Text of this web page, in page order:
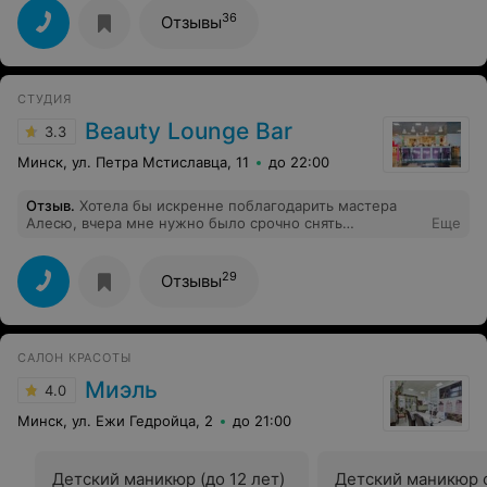
отдельная благодарность администратору Ларисе за
это! Весь коллектив приветлив и самое главное
ухожен, что не может не радовать глаз! За вай фай
тоже хочется выразить благодарность, вещь и вправду
Отзывы36
СТУДИЯ
3.3 Beauty Lounge Bar
Минск, ул. Петра Мстиславца, 11 до 22:00
Отзыв. Хотела бы искренне поблагодарить мастера
Алесю, вчера мне нужно было срочно снять
приняли в этот же день. Очень аккуратно сделала,
кропотливо, что спасибо ей огромное за это!Я очень
довольна результатом!
Еще
Отзывы29
САЛОН КРАСОТЫ
4.0 Миэль
Минск, ул. Ежи Гедройца, 2 до 21:00
Детский маникюр (до 12 лет)
Детский маникюр